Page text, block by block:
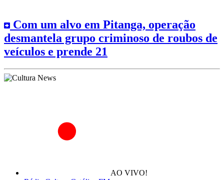
Com um alvo em Pitanga, operação
desmantela grupo criminoso de roubos de
veículos e prende 21
AO VIVO!